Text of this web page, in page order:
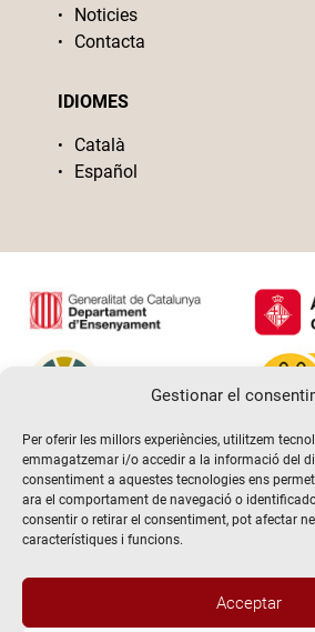
Gestionar el
Per oferir les millors experiències, utilitzem
emmagatzemar i/o accedir a la informació del
consentiment a aquestes tecnologies ens
ara el comportament de navegació o
consentir o retirar el consentiment, pot afectar
característiques i funcions.
Acceptar
Noticies
Contacta
IDIOMES
Català
Español